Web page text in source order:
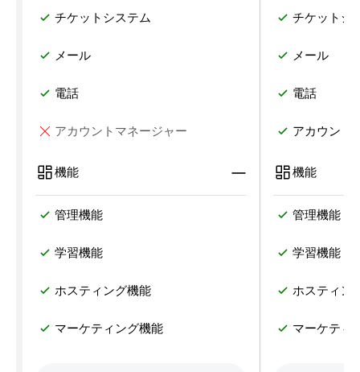
チケットシステム
メール
電話
アカウントマネージャー
機能
管理機能
学習機能
ホスティング機能
マーケティング機能
チケットシ
メール
電話
アカウント
機能
管理機能
学習機能
ホスティン
マーケティ